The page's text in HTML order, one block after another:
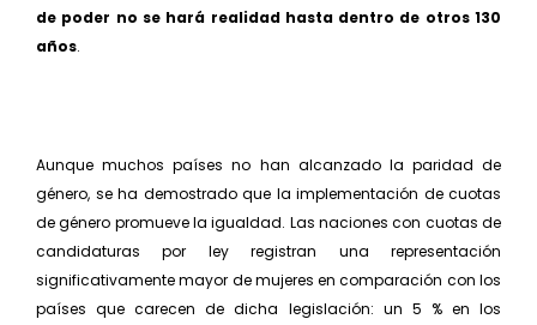
de poder no se hará realidad hasta dentro de otros 130
años.
Aunque muchos países no han alcanzado la paridad de
género, se ha demostrado que la implementación de cuotas
de género promueve la igualdad. Las naciones con cuotas de
candidaturas por ley registran una representación
significativamente mayor de mujeres en comparación con los
países que carecen de dicha legislación: un 5 % en los